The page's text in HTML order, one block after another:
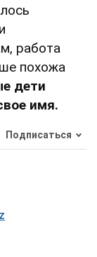
работа
похожа
дети
имя.
Подписаться